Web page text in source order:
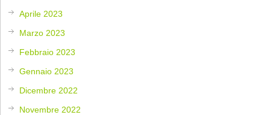
Aprile 2023
Marzo 2023
Febbraio 2023
Gennaio 2023
Dicembre 2022
Novembre 2022